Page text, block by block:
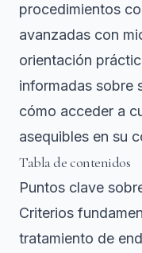
procedimientos
avanzadas con
orientación
informadas sobre
cómo acceder a
asequibles en su
Tabla de contenidos
Puntos clave
Criterios
tratamiento de